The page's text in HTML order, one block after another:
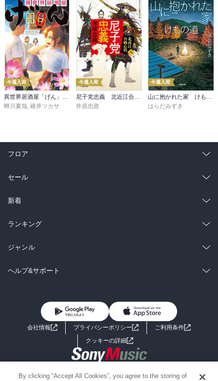
今週入荷
異世界居酒屋「げん」三杯目
蝉川夏哉, 碓井ツカサ
今週入荷
尼子党忠義 北近江合戦心得〈八〉
井原忠政
今週入荷
山に抱かれた家 けもの道
はらだみずき
フロア
総合
ラノベ
雑誌・グラビア
BL・TL
セール
総合
ラノベ
雑誌・グラビア
BL・TL
新着
総合
ラノベ
雑誌・グラビア
ランキング
総合
ラノベ
ジャンル
コミック
ライトノベル 男子向けラノベ
小説
海外小説
ヘルプ&サポート
よくあるご質問 お問い合わせ
会社情報 プライバシーポリシー
ご利用条件
クッキーの詳細
Copyright 2017 - 2026 Sony Music Entertainment(Japan) Inc.
By clicking “Accept All Cookies”, you agree to the storing of